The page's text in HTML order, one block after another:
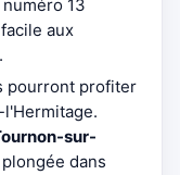
13
aux
pourront profiter
sur-
dans